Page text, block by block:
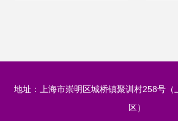
地址：上海市崇明区城桥镇聚训村258号（
区）